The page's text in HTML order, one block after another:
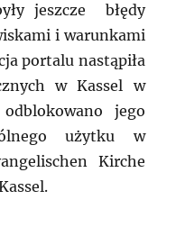
jeszcze błędy
i warunkami
portalu nastąpiła
w Kassel w
jego
użytku w
Kirche